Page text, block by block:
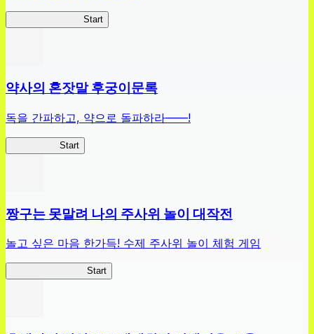
Start
약사의 혼잣말 후궁이문록
독을 간파하고, 약으로 돌파하라——!
Start
짱구는 못말려 나의 주사위 놀이 대작전
놀고 싶은 마음 한가득! 수제 주사위 놀이 체험 게임
Start